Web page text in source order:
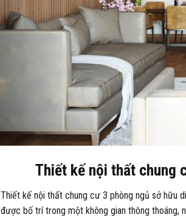
Thiết kế nội thất chung
Thiết kế nội thất chung cư 3 phòng ngủ sở hữu
được bố trí trong một không gian thông thoáng,